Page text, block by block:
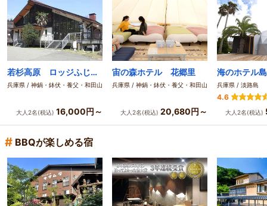
若杉高原 ロッジふじなし
兵庫県 / 神鍋・鉢伏・養父・和田山
大人2名(税込) 16,000円～
宙の森ホテル 花郷里
兵庫県 / 神鍋・鉢伏・養父・和田山
大人2名(税込) 20,680円～
兵庫県 / 淡路島
4.6
大人2名(税込)
# BBQが楽しめる宿